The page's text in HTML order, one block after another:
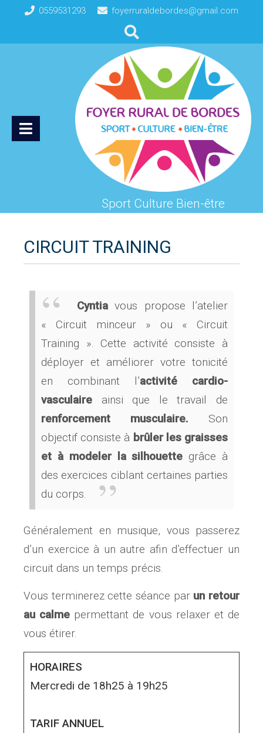
0559531293 foyerruraldebordes@gmail.com
Sport Culture Bien-être
CIRCUIT TRAINING
Cyntiavous propose l’atelier
« Circuit minceur » ou « Circuit
Training ». Cette activité consiste à
déployer et améliorer votre tonicité
en combinant l’activité cardio-
vasculaire ainsi que le travail de
renforcement musculaire.
Son
objectif consiste à brûler les graisses
et à modeler la silhouette grâce à
des exercices ciblant certaines parties
du corps.
Généralement en musique, vous passerez
d’un exercice à un autre afin d’effectuer un
circuit dans un temps précis.
Vous terminerez cette séance par un retour
au calme permettant de vous relaxer et de
vous étirer.
HORAIRES
Mercredi de 18h25 à 19h25
TARIF ANNUEL